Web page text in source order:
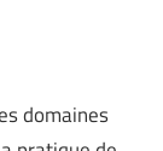
domaines